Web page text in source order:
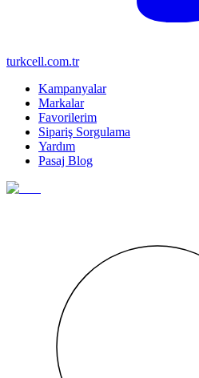
turkcell.com.tr
Kampanyalar
Markalar
Favorilerim
Sipariş Sorgulama
Yardım
Pasaj Blog